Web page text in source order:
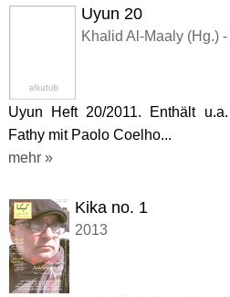
Uyun 20
Khalid Al-Maaly (Hg.) -
Uyun Heft 20/2011. Enthält
Fathy mit Paolo Coelho...
mehr »
Kika no. 1
2013